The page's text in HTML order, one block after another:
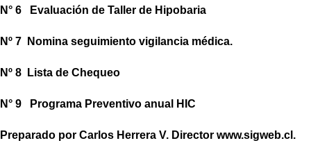
N° 6 Evaluación de Taller de Hipobaria
Nº 7 Nomina seguimiento vigilancia médica.
Nº 8 Lista de Chequeo
N° 9 Programa Preventivo anual HIC
Preparado por Carlos Herrera V. Director www.sigweb.cl.